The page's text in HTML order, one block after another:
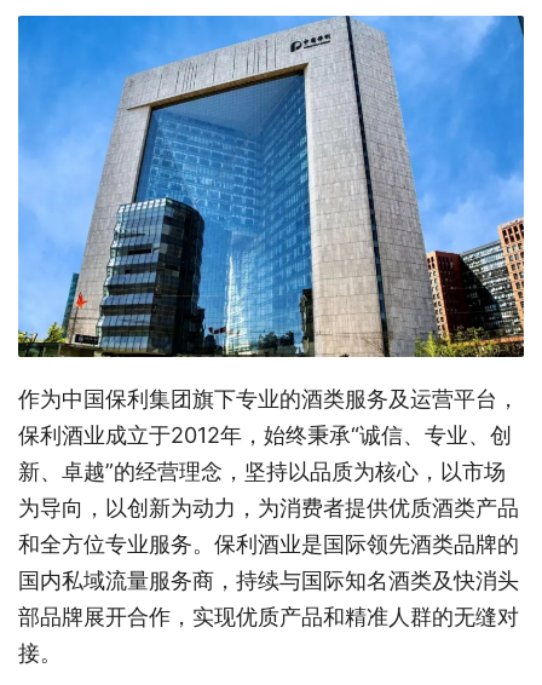
作为中国保利集团旗下专业的酒类服务及运营平台，
保利酒业成立于2012年，始终秉承“诚信、专业、创
新、卓越”的经营理念，坚持以品质为核心，以市场
为导向，以创新为动力，为消费者提供优质酒类产品
和全方位专业服务。保利酒业是国际领先酒类品牌的
国内私域流量服务商，持续与国际知名酒类及快消头
部品牌展开合作，实现优质产品和精准人群的无缝对
接。